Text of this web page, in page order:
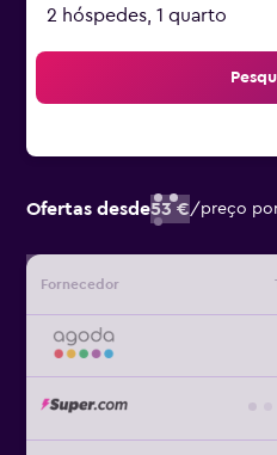
2 hóspedes, 1 quarto
Ofertas desde53 €/preço
Fornecedor